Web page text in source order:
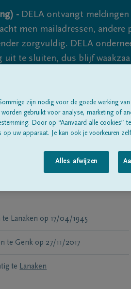
- DELA ontvangt
men mailadressen,
zorgvuldig. DELA
te sluiten, dus blijf
Alle rouwberichten
te Lanaken op 17/04/1945
te Genk op 27/11/2017
te Lanaken
zijn nodig voor de goede werking
gebruikt voor analyse, marketing of
Door op “Aanvaard alle cookies”
uw apparaat. Je kan ook je voorkeuren
Alles afwijzen